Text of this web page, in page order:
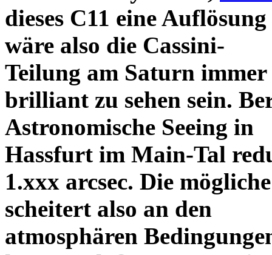
dieses C11 eine
wäre also die Cassini-
Teilung am Saturn
brilliant zu sehen sein.
Astronomische Seeing in
Hassfurt im Main-Tal
1.xxx arcsec. Die
scheitert also an den
atmosphären